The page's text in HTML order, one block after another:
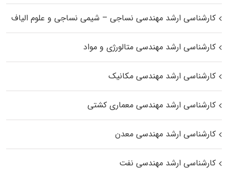
کارشناسی ارشد مهندسی نساجی – شیمی نساجی و علوم الیاف
کارشناسی ارشد مهندسی متالورژی و مواد
کارشناسی ارشد مهندسی مکانیک
کارشناسی ارشد مهندسی معماری کشتی
کارشناسی ارشد مهندسی معدن
کارشناسی ارشد مهندسی نفت